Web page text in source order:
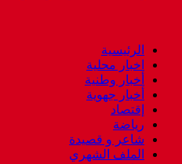
الرئيسية
اخبار محلية
أخبار وطنية
أخبار جهوية
إقتصاد
رياضة
شاعر و قصيدة
الملف الشهري